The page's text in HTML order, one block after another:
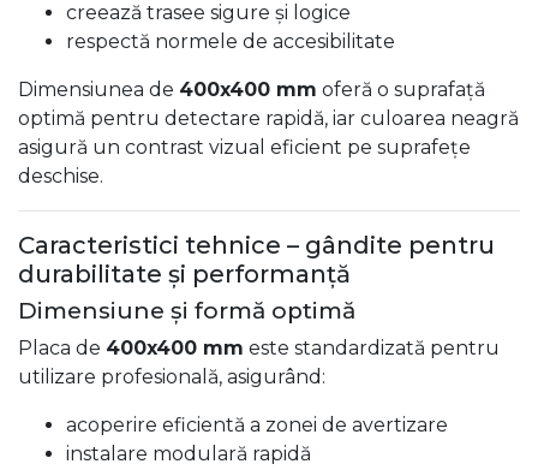
creează trasee sigure și logice
respectă normele de accesibilitate
Dimensiunea de 400x400 mm oferă o suprafață
optimă pentru detectare rapidă, iar culoarea neagră
asigură un contrast vizual eficient pe suprafețe
deschise.
Caracteristici tehnice – gândite pentru
durabilitate și performanță
Dimensiune și formă optimă
Placa de 400x400 mm este standardizată pentru
utilizare profesională, asigurând:
acoperire eficientă a zonei de avertizare
instalare modulară rapidă